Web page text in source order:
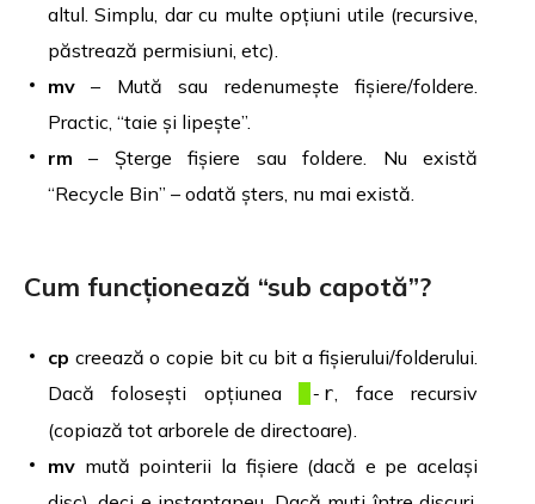
altul. Simplu, dar cu multe opțiuni utile (recursive,
păstrează permisiuni, etc).
mv – Mută sau redenumește fișiere/foldere.
Practic, “taie și lipește”.
rm – Șterge fișiere sau foldere. Nu există
“Recycle Bin” – odată șters, nu mai există.
Cum funcționează “sub capotă”?
cp creează o copie bit cu bit a fișierului/folderului.
Dacă folosești opțiunea
-r , face recursiv
(copiază tot arborele de directoare).
mv mută pointerii la fișiere (dacă e pe același